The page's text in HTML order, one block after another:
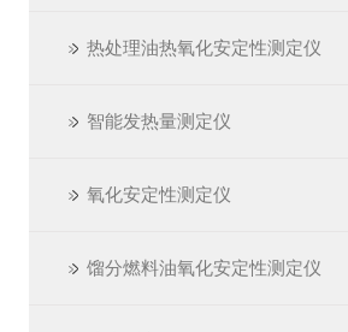
热处理油热氧化安定性测定仪
智能发热量测定仪
氧化安定性测定仪
馏分燃料油氧化安定性测定仪